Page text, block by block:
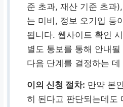
준 초과, 재산 기준 초과
는 미비, 정보 오기입 등
됩니다. 웹사이트 확인
별도 통보를 통해 안내
다음 단계를 결정하는
이의 신청 절차: 만약 본
히 된다고 판단되는데도